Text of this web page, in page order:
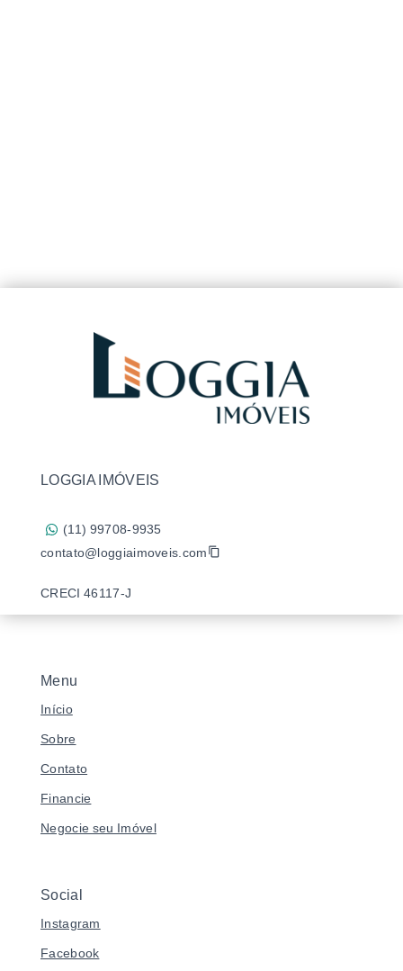
Menu
Início
Sobre
Contato
Financie
Negocie seu Imóvel
Social
Instagram
Facebook
LOGGIA IMÓVEIS
(11) 99708-9935
contato@loggiaimoveis.com
CRECI 46117-J